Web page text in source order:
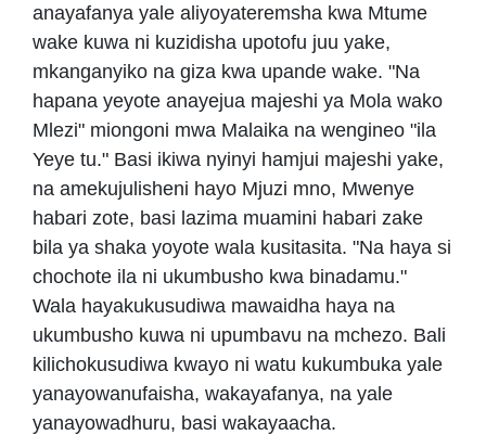
anayafanya yale aliyoyateremsha kwa Mtume
wake kuwa ni kuzidisha upotofu juu yake,
mkanganyiko na giza kwa upande wake. "Na
hapana yeyote anayejua majeshi ya Mola wako
Mlezi" miongoni mwa Malaika na wengineo "ila
Yeye tu." Basi ikiwa nyinyi hamjui majeshi yake,
na amekujulisheni hayo Mjuzi mno, Mwenye
habari zote, basi lazima muamini habari zake
bila ya shaka yoyote wala kusitasita. "Na haya si
chochote ila ni ukumbusho kwa binadamu."
Wala hayakukusudiwa mawaidha haya na
ukumbusho kuwa ni upumbavu na mchezo. Bali
kilichokusudiwa kwayo ni watu kukumbuka yale
yanayowanufaisha, wakayafanya, na yale
yanayowadhuru, basi wakayaacha.